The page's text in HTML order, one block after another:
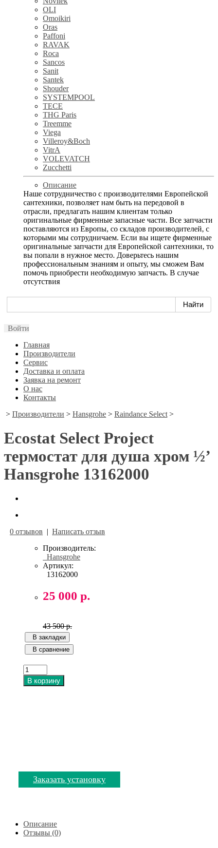
OLI
Omoikiri
Oras
Paffoni
RAVAK
Roca
Sancos
Sanit
Santek
Shouder
SYSTEMPOOL
TECE
THG Paris
Treemme
Viega
Villeroy&Boch
VitrA
VOLEVATCH
Zucchetti
Описание
Наше сотрудничество с производителями Европейской
сантехники, позволяет нам быть на передовой в
отрасли, предлагать нашим клиентам только
оригинальные фирменные запасные части. Все запчасти
поставляются из Европы, со складов производителей, с
которыми мы сотрудничаем. Если вы ищете фирменные
оригинальные запчасти для Европейской сантехники, то
вы попали в нужное место. Доверьтесь нашим
профессиональным знаниям и опыту, мы сможем Вам
помочь приобрести необходимую запчасть. В случае
отсутствия
Войти
Главная
Производители
Сервис
Доставка и оплата
Заявка на ремонт
О нас
Контакты
> Производители > Hansgrohe > Raindance Select >
Ecostat Select Project
термостат для душа хром ½’
Hansgrohe 13162000
0 отзывов | Написать отзыв
Производитель:
Hansgrohe
Артикул:
13162000
25 000 р.
43 500 р.
В закладки
В сравнение
В корзину
Заказать установку
Описание
Отзывы (0)